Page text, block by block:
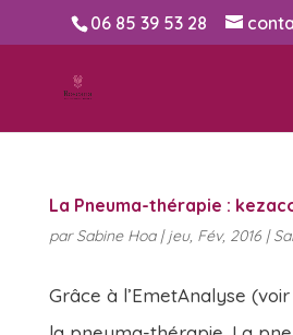
06 85 39 53 28
La Pneuma-thérapie :
parSabine Hoa|jeu, Fév, 2016|
Grâce à l’EmetAnalyse